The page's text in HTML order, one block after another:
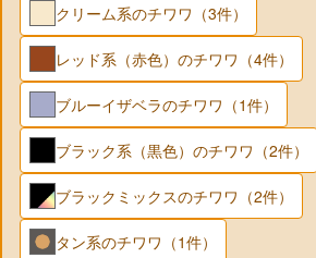
クリーム系のチワワ（3件）
レッド系（赤色）のチワワ（4件）
ブルーイザベラのチワワ（1件）
ブラック系（黒色）のチワワ（2件）
ブラックミックスのチワワ（2件）
タン系のチワワ（1件）